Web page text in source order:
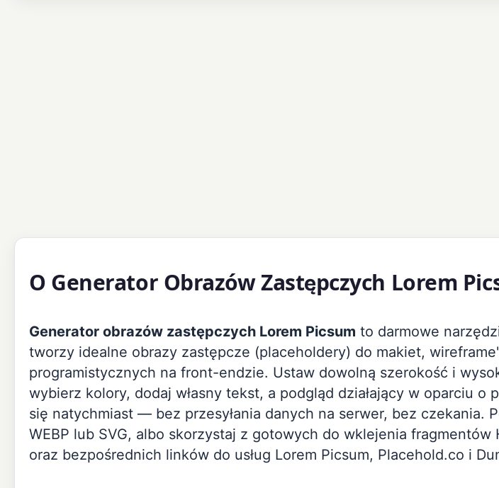
O Generator Obrazów Zastępczych Lorem
Generator obrazów zastępczych Lorem Picsum to darmowe
tworzy idealne obrazy zastępcze (placeholdery) do makiet,
programistycznych na front-endzie. Ustaw dowolną szerokość i
wybierz kolory, dodaj własny tekst, a podgląd działający w oparciu o
się natychmiast — bez przesyłania danych na serwer, bez czekania.
WEBP lub SVG, albo skorzystaj z gotowych do wklejenia
oraz bezpośrednich linków do usług Lorem Picsum, Placehold.co i